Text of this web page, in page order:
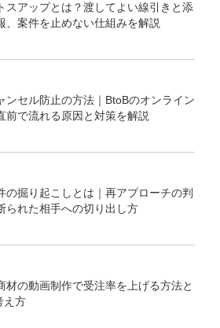
スアップとは？渡してよい線引きと添
、案件を止めない仕組みを解説
ンセル防止の方法｜BtoBのオンライン
前で流れる原因と対策を解説
の掘り起こしとは｜再アプローチの判
られた相手への切り出し方
材の動画制作で受注率を上げる方法と
え方